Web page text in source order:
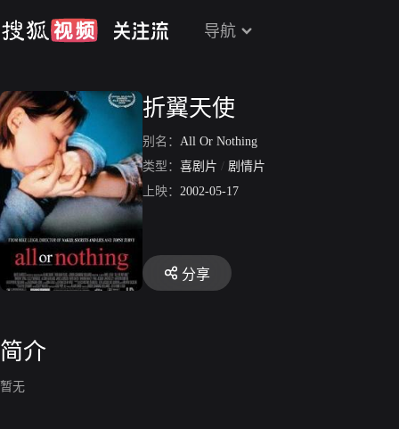
导航
折翼天使
别名： All Or Nothing
类型： 喜剧片 / 剧情片
上映： 2002-05-17
分享
简介
暂无